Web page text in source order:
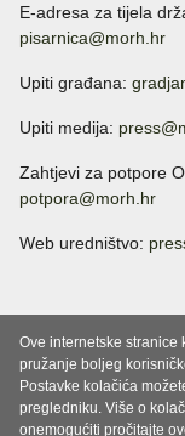
E-adresa za tijela
pisarnica@morh.hr
Upiti građana:
Upiti medija:
Zahtjevi za potpore
potpora@morh.hr
Web uredništvo:
Ove internetske stranice
pružanje boljeg
Postavke kolačića
pregledniku. Više o
onemogućiti pročitajte